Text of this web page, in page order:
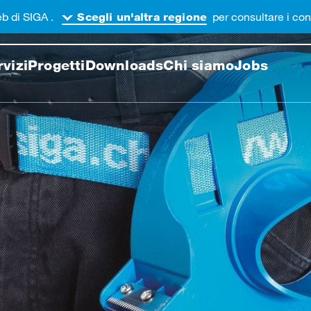
in questa pagina
ProgettiDownloadsChi siamoJobs
di SIGA . Scegli un'altra regione per consultare i